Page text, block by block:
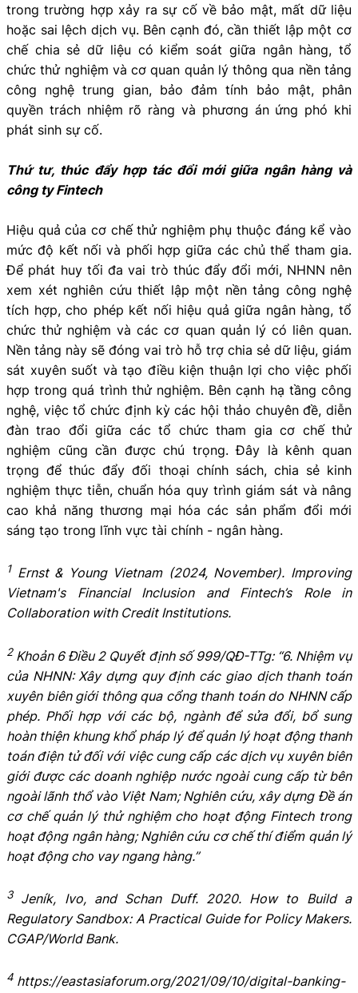
trong trường hợp xảy ra sự cố về bảo mật, mất dữ liệu
hoặc sai lệch dịch vụ. Bên cạnh đó, cần thiết lập một cơ
chế chia sẻ dữ liệu có kiểm soát giữa ngân hàng, tổ
chức thử nghiệm và cơ quan quản lý thông qua nền tảng
công nghệ trung gian, bảo đảm tính bảo mật, phân
quyền trách nhiệm rõ ràng và phương án ứng phó khi
phát sinh sự cố.
Thứ tư, thúc đẩy hợp tác đổi mới giữa ngân hàng và
công ty Fintech
Hiệu quả của cơ chế thử nghiệm phụ thuộc đáng kể vào
mức độ kết nối và phối hợp giữa các chủ thể tham gia.
Để phát huy tối đa vai trò thúc đẩy đổi mới, NHNN nên
xem xét nghiên cứu thiết lập một nền tảng công nghệ
tích hợp, cho phép kết nối hiệu quả giữa ngân hàng, tổ
chức thử nghiệm và các cơ quan quản lý có liên quan.
Nền tảng này sẽ đóng vai trò hỗ trợ chia sẻ dữ liệu, giám
sát xuyên suốt và tạo điều kiện thuận lợi cho việc phối
hợp trong quá trình thử nghiệm. Bên cạnh hạ tầng công
nghệ, việc tổ chức định kỳ các hội thảo chuyên đề, diễn
đàn trao đổi giữa các tổ chức tham gia cơ chế thử
nghiệm cũng cần được chú trọng. Đây là kênh quan
trọng để thúc đẩy đối thoại chính sách, chia sẻ kinh
nghiệm thực tiễn, chuẩn hóa quy trình giám sát và nâng
cao khả năng thương mại hóa các sản phẩm đổi mới
sáng tạo trong lĩnh vực tài chính - ngân hàng.
1 Ernst & Young Vietnam (2024, November). Improving
Vietnam's Financial Inclusion and Fintech’s Role in
Collaboration with Credit Institutions.
2 Khoản 6 Điều 2 Quyết định số 999/QĐ-TTg: “6. Nhiệm vụ
của NHNN: Xây dựng quy định các giao dịch thanh toán
xuyên biên giới thông qua cổng thanh toán do NHNN cấp
phép. Phối hợp với các bộ, ngành để sửa đổi, bổ sung
hoàn thiện khung khổ pháp lý để quản lý hoạt động thanh
toán điện tử đối với việc cung cấp các dịch vụ xuyên biên
giới được các doanh nghiệp nước ngoài cung cấp từ bên
ngoài lãnh thổ vào Việt Nam; Nghiên cứu, xây dựng Đề án
cơ chế quản lý thử nghiệm cho hoạt động Fintech trong
hoạt động ngân hàng; Nghiên cứu cơ chế thí điểm quản lý
hoạt động cho vay ngang hàng.”
3 Jeník, Ivo, and Schan Duff. 2020. How to Build a
Regulatory Sandbox: A Practical Guide for Policy Makers.
CGAP/World Bank.
4 https://eastasiaforum.org/2021/09/10/digital-banking-